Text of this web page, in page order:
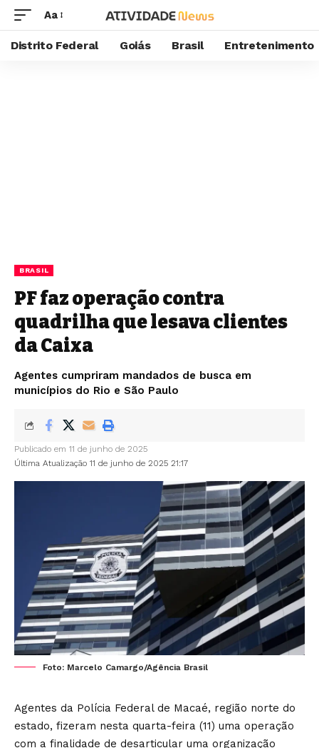
Aa
Distrito Federal Goiás Brasil Entretenimento
BRASIL
PF faz operação contra
quadrilha que lesava clientes
da Caixa
Agentes cumpriram mandados de busca em
municípios do Rio e São Paulo
Última Atualização 11 de junho de 2025 21:17
Publicado em 11 de junho de 2025
Foto: Marcelo Camargo/Agência Brasil
Agentes da Polícia Federal de Macaé, região norte do
estado, fizeram nesta quarta-feira (11) uma operação
com a finalidade de desarticular uma organização